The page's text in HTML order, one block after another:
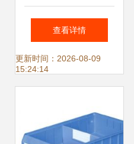
塑料制品厂 匠心雕
琢塑料工艺品之美
查看详情
更新时间：2026-08-09
15:24:14